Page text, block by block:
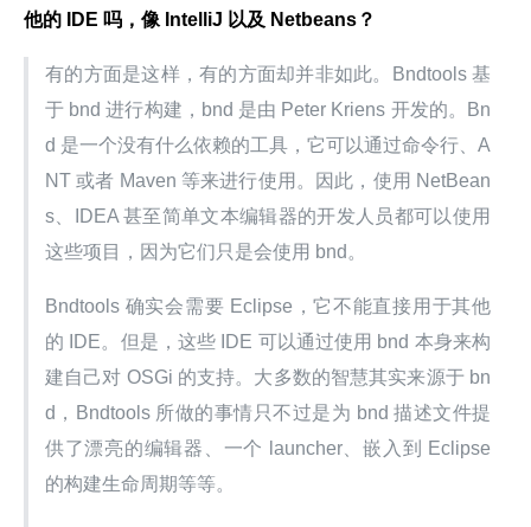
他的 IDE 吗，像 IntelliJ 以及 Netbeans？
有的方面是这样，有的方面却并非如此。Bndtools 基
于 bnd 进行构建，bnd 是由 Peter Kriens 开发的。Bn
d 是一个没有什么依赖的工具，它可以通过命令行、A
NT 或者 Maven 等来进行使用。因此，使用 NetBean
s、IDEA 甚至简单文本编辑器的开发人员都可以使用
这些项目，因为它们只是会使用 bnd。
Bndtools 确实会需要 Eclipse，它不能直接用于其他
的 IDE。但是，这些 IDE 可以通过使用 bnd 本身来构
建自己对 OSGi 的支持。大多数的智慧其实来源于 bn
d，Bndtools 所做的事情只不过是为 bnd 描述文件提
供了漂亮的编辑器、一个 launcher、嵌入到 Eclipse
的构建生命周期等等。